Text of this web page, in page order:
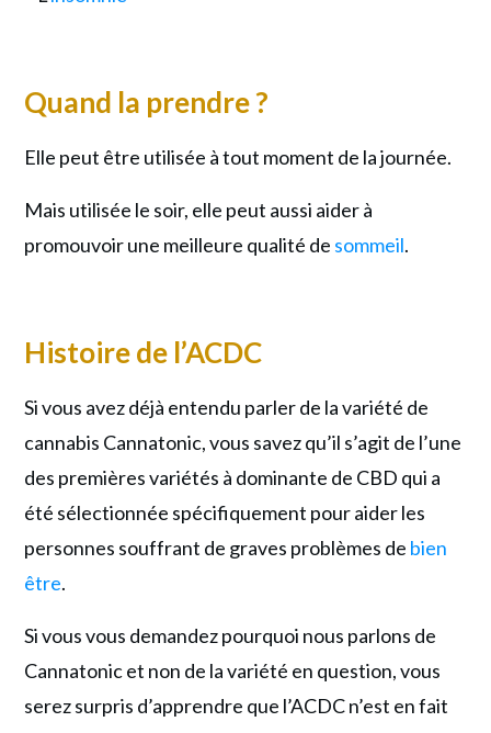
Quand la prendre ?
Elle peut être utilisée à tout moment de la journée.
Mais utilisée le soir, elle peut aussi aider à
promouvoir une meilleure qualité de sommeil.
Histoire de l’ACDC
Si vous avez déjà entendu parler de la variété de
cannabis Cannatonic, vous savez qu’il s’agit de l’une
des premières variétés à dominante de CBD qui a
été sélectionnée spécifiquement pour aider les
personnes souffrant de graves problèmes de bien
être.
Si vous vous demandez pourquoi nous parlons de
Cannatonic et non de la variété en question, vous
serez surpris d’apprendre que l’ACDC n’est en fait